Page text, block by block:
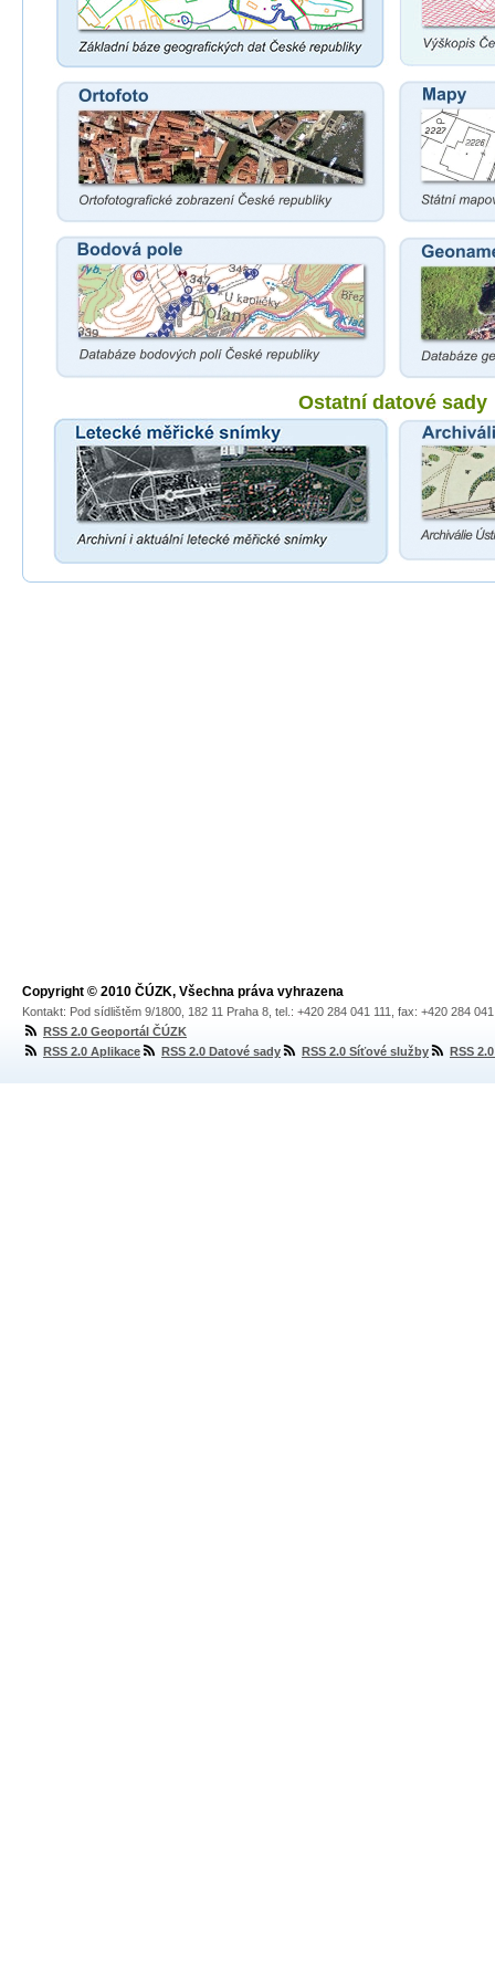
Ostatní datové sady
Copyright © 2010 ČÚZK, Všechna práva vyhrazena
Kontakt: Pod sídlištěm 9/1800, 182 11 Praha 8, tel.: +420 284 041 111, fax: +420 284
RSS 2.0 Geoportál ČÚZK
RSS 2.0 Aplikace
RSS 2.0 Datové sady RSS 2.0 Síťové služby RSS